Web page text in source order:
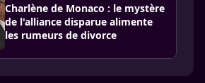
Charlène de Monaco : le mystère
de l'alliance disparue alimente
les rumeurs de divorce